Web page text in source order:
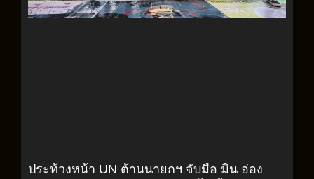
ประท้วงหน้า UN ต้านนายกฯ จับมือ มิน อ่อง